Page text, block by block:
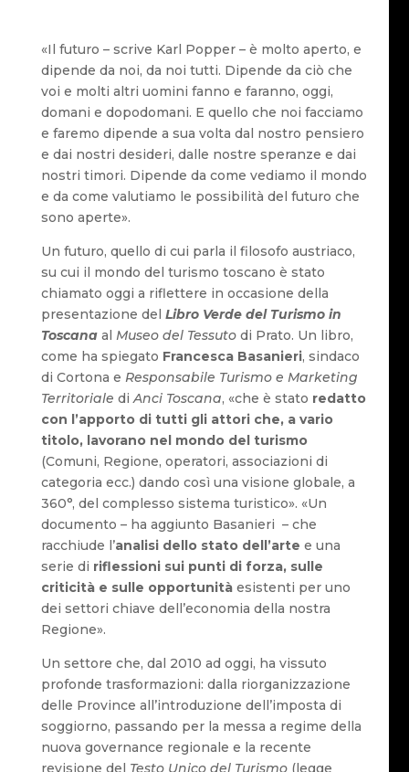
«Il futuro – scrive Karl Popper – è molto aperto, e
dipende da noi, da noi tutti. Dipende da ciò che
voi e molti altri uomini fanno e faranno, oggi,
domani e dopodomani. E quello che noi facciamo
e faremo dipende a sua volta dal nostro pensiero
e dai nostri desideri, dalle nostre speranze e dai
nostri timori. Dipende da come vediamo il mondo
e da come valutiamo le possibilità del futuro che
sono aperte».
Un futuro, quello di cui parla il filosofo austriaco,
su cui il mondo del turismo toscano è stato
chiamato oggi a riflettere in occasione della
presentazione del Libro Verde del Turismo in
Toscana al Museo del Tessutodi Prato. Un libro,
come ha spiegato Francesca Basanieri, sindaco
di Cortona e Responsabile Turismo e Marketing
Territoriale diAnci Toscana, «che è stato redatto
con l’apporto di tutti gli attori che, a vario
titolo, lavorano nel mondo del turismo
(Comuni, Regione, operatori, associazioni di
categoria ecc.) dando così una visione globale, a
360°, del complesso sistema turistico». «Un
documento – ha aggiunto Basanieri – che
racchiude l’analisi dello stato dell’arte e una
serie di riflessioni sui punti di forza, sulle
criticità e sulle opportunitàesistenti per uno
dei settori chiave dell’economia della nostra
Regione».
Un settore che, dal 2010 ad oggi, ha vissuto
profonde trasformazioni: dalla riorganizzazione
delle Province all’introduzione dell’imposta di
soggiorno, passando per la messa a regime della
nuova governance regionale e la recente
revisione del Testo Unico del Turismo(legge